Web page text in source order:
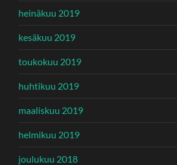
heinäkuu 2019
kesäkuu 2019
toukokuu 2019
huhtikuu 2019
maaliskuu 2019
helmikuu 2019
joulukuu 2018